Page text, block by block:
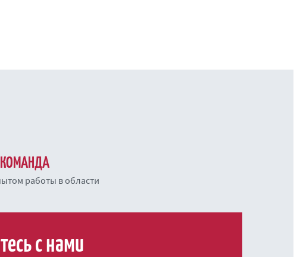
КОМАНДА
работы в области
с нами